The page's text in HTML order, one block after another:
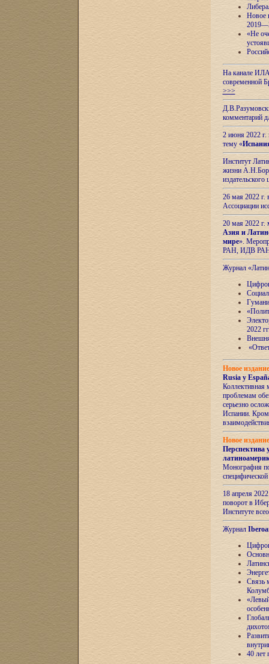
Новое
«Не
На канале ИЛА
современной
>>>
комментарий
2 июня 2022 г.
тему «
Институт
жизни
26 мая 2022
Ассоциации
20 мая 2022
Азия и
мире».
РАН, ИДВ
Журнал
2022
Новое
Rusia y
Коллективная
проблемам
серьезно
Испании.
Новое
Перспектива
Монография
18 апреля
поворот в
Институте
Журнал
Связь
40 лет